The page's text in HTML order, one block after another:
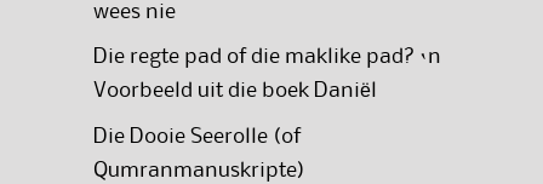
wees nie
Die regte pad of die maklike pad? ‘n
Voorbeeld uit die boek Daniël
Die Dooie Seerolle (of
Qumranmanuskripte)